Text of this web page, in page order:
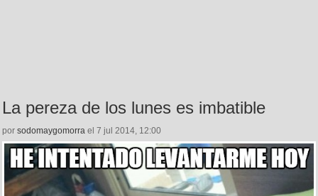
La pereza de los lunes es imbatible
por sodomaygomorra el 7 jul 2014, 12:00